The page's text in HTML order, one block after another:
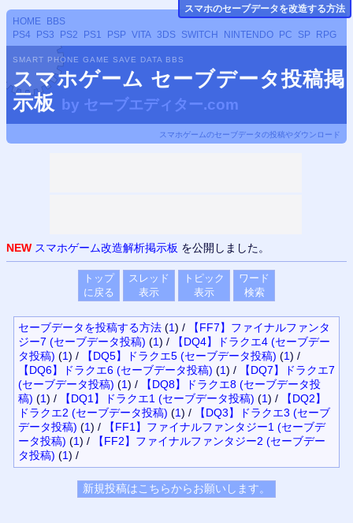
HOME
BBS
PS4
PS3 PS2 PS1 PSP VITA 3DS SWITCH NINTENDO PC SP RPG
SMART PHONE GAME SAVE DATA BBS
スマホゲーム セーブデータ投稿掲
示板 by セーブエディター.com
スマホゲームのセーブデータの投稿やダウンロード
NEW スマホゲーム改造解析掲示板 を公開しました。
トップ
に戻る
スレッド
表示
トピック
表示
ワード
検索
セーブデータを投稿する方法 (1) /
【FF7】ファイナルファンタ
ジー7 (セーブデータ投稿) (1) /
【DQ4】ドラクエ4 (セーブデー
タ投稿) (1) / 【DQ5】ドラクエ5 (セーブデータ投稿) (1) /
【DQ6】ドラクエ6 (セーブデータ投稿) (1) /
【DQ7】ドラクエ7
(セーブデータ投稿) (1) /
【DQ8】ドラクエ8 (セーブデータ投
稿) (1) / 【DQ1】ドラクエ1 (セーブデータ投稿) (1) /
【DQ2】
ドラクエ2 (セーブデータ投稿) (1) /
【DQ3】ドラクエ3 (セーブ
データ投稿) (1) /
【FF1】ファイナルファンタジー1 (セーブデ
ータ投稿) (1) /
【FF2】ファイナルファンタジー2 (セーブデー
タ投稿) (1) /
スマホのセーブデータを改造する方法